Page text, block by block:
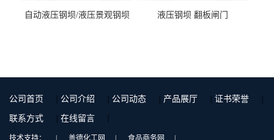
自动液压钢坝/液压景观钢坝 液压钢坝 翻板闸门
公司首页 | 公司介绍 | 公司动态 | 产品展厅 | 证书荣誉 |
联系方式 | 在线留言 |
技术支持： | 盖德化工网 | 食品商务网 |